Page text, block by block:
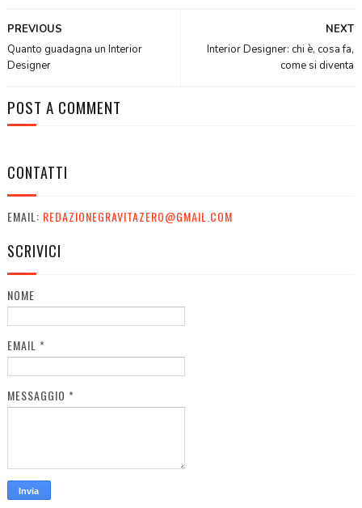
NEXT
Interior Designer: chi è, cosa fa,
come si diventa
PREVIOUS
Quanto guadagna un Interior
Designer
POST A COMMENT
CONTATTI
EMAIL: REDAZIONEGRAVITAZERO@GMAIL.COM
SCRIVICI
NOME
EMAIL *
MESSAGGIO *